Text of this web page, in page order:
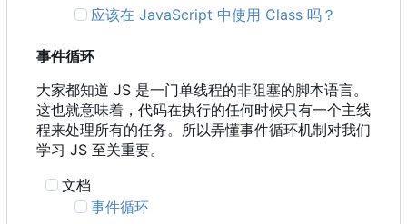
应该在 JavaScript 中使用 Class 吗？
事件循环
大家都知道 JS 是一门单线程的非阻塞的脚本语言。
这也就意味着，代码在执行的任何时候只有一个主线
程来处理所有的任务。所以弄懂事件循环机制对我们
学习 JS 至关重要。
文档
事件循环